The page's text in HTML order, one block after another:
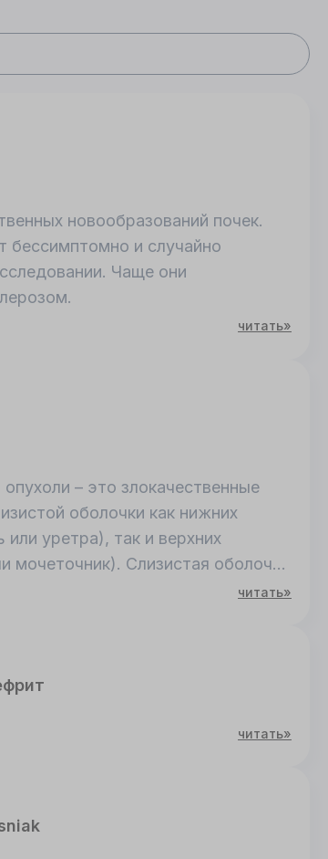
новообразований почек.
бессимптомно и случайно
Чаще они
читать»
– это злокачественные
оболочки как нижних
уретра), так и верхних
мочеточник). Слизистая оболочка
многослойного эпителия -
незначительное количество
по этой причине термин
оболочки мочевыводящих
читать»
читать»